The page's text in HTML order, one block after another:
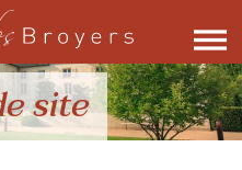
site